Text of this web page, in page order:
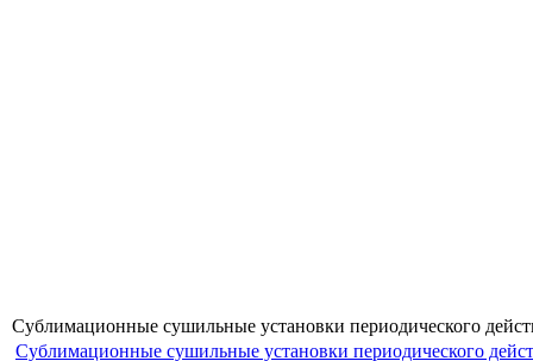
Сублимационные сушильные установки периодического
Сублимационные сушильные установки периодического